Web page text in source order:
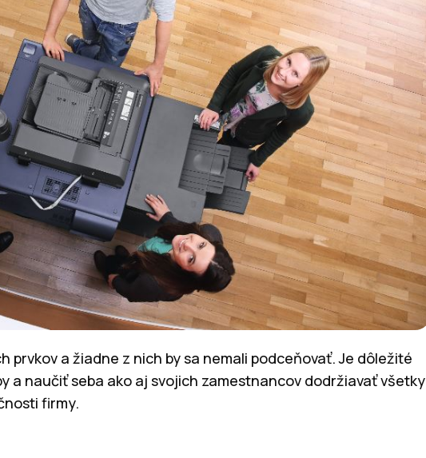
prvkov a žiadne z nich by sa nemali podceňovať. Je dôležité
a naučiť seba ako aj svojich zamestnancov dodržiavať všetky
firmy.